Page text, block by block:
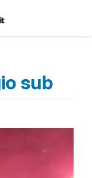
sub